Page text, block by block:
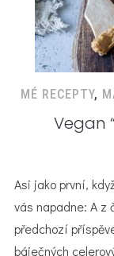
MÉ RECEPTY,
Vegan
Asi jako první,
vás napadne: A z
předchozí
báječných